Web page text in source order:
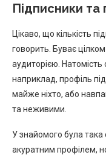
Підписники та
Цікаво, що кількість
говорить. Буває
аудиторією.
наприклад, профіль
майже ніхто, або
та неживими.
У знайомого була така
акуратним профілем,